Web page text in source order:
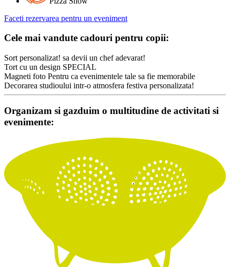
Faceti rezervarea pentru un eveniment
Cele mai vandute cadouri pentru copii:
Sort personalizat! sa devii un chef adevarat!
Tort cu un design SPECIAL
Magneti foto Pentru ca evenimentele tale sa fie memorabile
Decorarea studioului intr-o atmosfera festiva personalizata!
Organizam si gazduim o multitudine de activitati si
evenimente: